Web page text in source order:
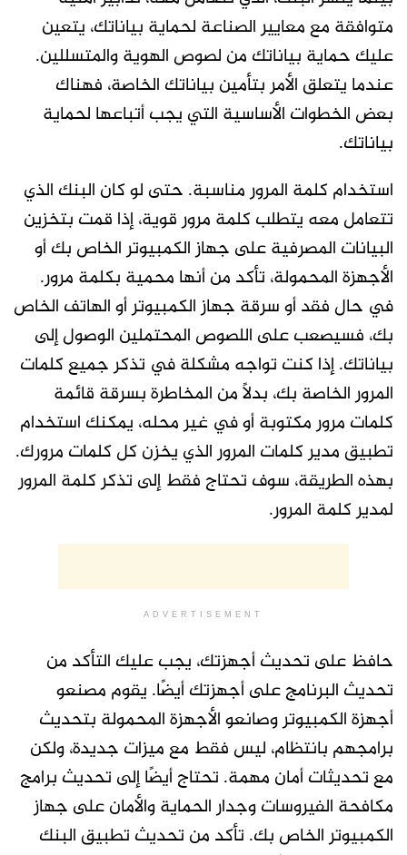
متوافقة مع معايير الصناعة لحماية بياناتك، يتعين
عليك حماية بياناتك من لصوص الهوية والمتسللين.
عندما يتعلق الأمر بتأمين بياناتك الخاصة، فهناك
بعض الخطوات الأساسية التي يجب أتباعها لحماية
بياناتك.
استخدام كلمة المرور مناسبة. حتى لو كان البنك الذي
تتعامل معه يتطلب كلمة مرور قوية، إذا قمت بتخزين
البيانات المصرفية على جهاز الكمبيوتر الخاص بك أو
الأجهزة المحمولة، تأكد من أنها محمية بكلمة مرور.
في حال فقد أو سرقة جهاز الكمبيوتر أو الهاتف الخاص
بك، فسيصعب على اللصوص المحتملين الوصول إلى
بياناتك. إذا كنت تواجه مشكلة في تذكر جميع كلمات
المرور الخاصة بك، بدلاً من المخاطرة بسرقة قائمة
كلمات مرور مكتوبة أو في غير محله، يمكنك استخدام
تطبيق مدير كلمات المرور الذي يخزن كل كلمات مرورك.
بهذه الطريقة، سوف تحتاج فقط إلى تذكر كلمة المرور
لمدير كلمة المرور.
ADVERTISEMENT
حافظ على تحديث أجهزتك، يجب عليك التأكد من
تحديث البرنامج على أجهزتك أيضًا. يقوم مصنعو
أجهزة الكمبيوتر وصانعو الأجهزة المحمولة بتحديث
برامجهم بانتظام، ليس فقط مع ميزات جديدة، ولكن
مع تحديثات أمان مهمة. تحتاج أيضًا إلى تحديث برامج
مكافحة الفيروسات وجدار الحماية والأمان على جهاز
الكمبيوتر الخاص بك. تأكد من تحديث تطبيق البنك